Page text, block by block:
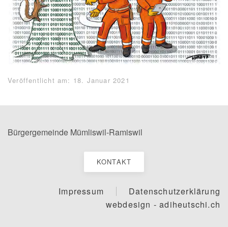
Veröffentlicht am: 18. Januar 2021
Bürgergemeinde Mümliswil-Ramiswil
KONTAKT
Impressum
Datenschutzerklärung
webdesign - adiheutschi.ch